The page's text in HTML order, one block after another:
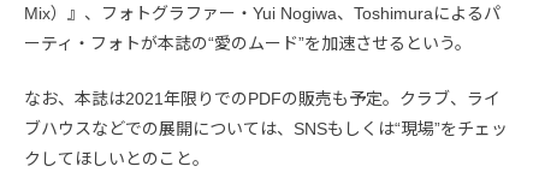
Mix）』、フォトグラファー・Yui Nogiwa、Toshimuraによるパ
ーティ・フォトが本誌の“愛のムード”を加速させるという。
なお、本誌は2021年限りでのPDFの販売も予定。クラブ、ライ
ブハウスなどでの展開については、SNSもしくは“現場”をチェッ
クしてほしいとのこと。